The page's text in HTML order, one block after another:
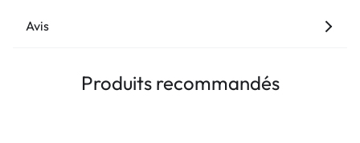
Avis
Produits recommandés